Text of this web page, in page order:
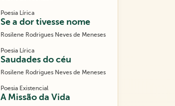
Poesia Lírica
Se a dor tivesse nome
Rosilene Rodrigues Neves de Meneses
Poesia Lírica
Saudades do céu
Rosilene Rodrigues Neves de Meneses
Poesia Existencial
A Missão da Vida